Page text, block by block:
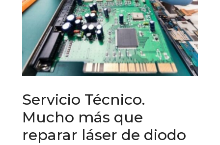
Servicio Técnico.
Mucho más que
reparar láser de diodo